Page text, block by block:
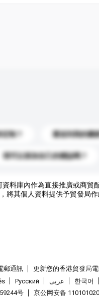
制？ 運送到我的國
我可以添加自己的標誌嗎？
料庫內作為直接推廣或商
其個人資料提供予貿發局作
郵通訊 更新您的香港貿發局
Pусский عربى 한국어
号 京公网安备